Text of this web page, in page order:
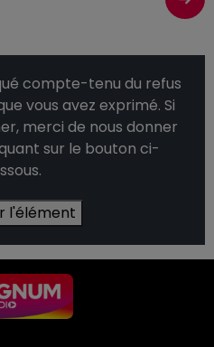
compte-tenu du refus
vous avez exprimé. Si
merci de nous donner
sur le bouton ci-
l'élément